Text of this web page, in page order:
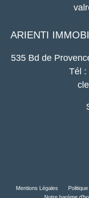
ARIENTI
535 Bd de
Tél :
Mentions Légales